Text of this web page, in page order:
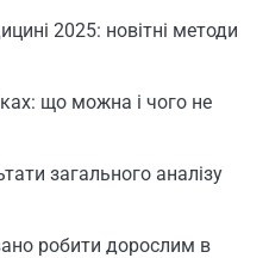
2025: новітні методи
що можна і чого не
загального аналізу
робити дорослим в